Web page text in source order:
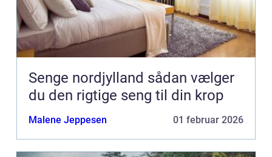
Senge nordjylland sådan vælger
du den rigtige seng til din krop
Malene Jeppesen 01 februar 2026